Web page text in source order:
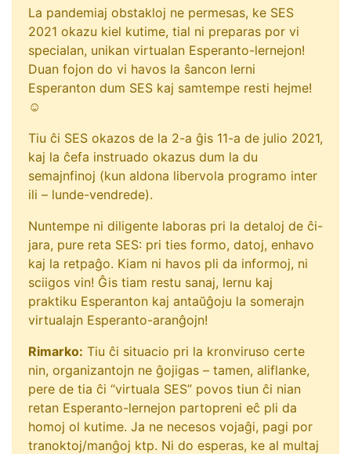
La pandemiaj obstakloj ne permesas, ke SES
2021 okazu kiel kutime, tial ni preparas por vi
specialan, unikan virtualan Esperanto-lernejon!
Duan fojon do vi havos la ŝancon lerni
Esperanton dum SES kaj samtempe resti hejme!
☺
Tiu ĉi SES okazos de la 2-a ĝis 11-a de julio 2021,
kaj la ĉefa instruado okazus dum la du
semajnfinoj (kun aldona libervola programo inter
ili – lunde-vendrede).
Nuntempe ni diligente laboras pri la detaloj de ĉi-
jara, pure reta SES: pri ties formo, datoj, enhavo
kaj la retpaĝo. Kiam ni havos pli da informoj, ni
sciigos vin! Ĝis tiam restu sanaj, lernu kaj
praktiku Esperanton kaj antaŭĝoju la somerajn
virtualajn Esperanto-aranĝojn!
Rimarko: Tiu ĉi situacio pri la kronviruso certe
nin, organizantojn ne ĝojigas – tamen, aliflanke,
pere de tia ĉi “virtuala SES” povos tiun ĉi nian
retan Esperanto-lernejon partopreni eĉ pli da
homoj ol kutime. Ja ne necesos vojaĝi, pagi por
tranoktoj/manĝoj ktp. Ni do esperas, ke al multaj